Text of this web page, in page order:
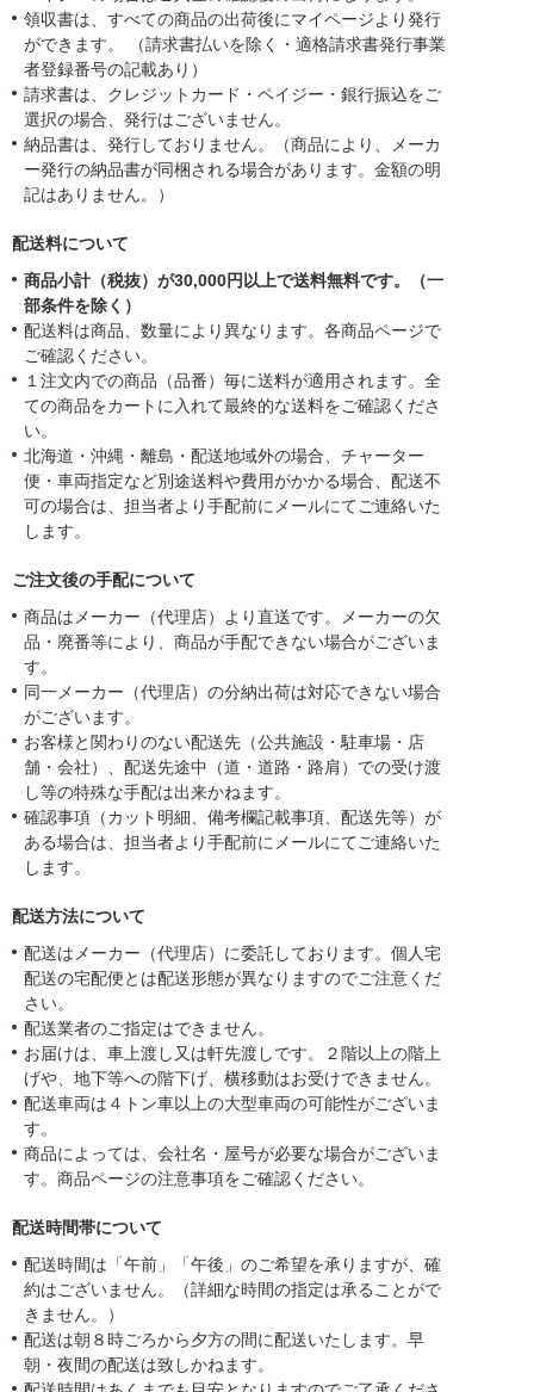
領収書は、すべての商品の出荷後にマイページより発行
ができます。 （請求書払いを除く・適格請求書発行事業
者登録番号の記載あり）
請求書は、クレジットカード・ペイジー・銀行振込をご
選択の場合、発行はございません。
納品書は、発行しておりません。（商品により、メーカ
ー発行の納品書が同梱される場合があります。金額の明
記はありません。）
配送料について
商品小計（税抜）が30,000円以上で送料無料です。（一
部条件を除く）
配送料は商品、数量により異なります。各商品ページで
ご確認ください。
１注文内での商品（品番）毎に送料が適用されます。全
ての商品をカートに入れて最終的な送料をご確認くださ
い。
北海道・沖縄・離島・配送地域外の場合、チャーター
便・車両指定など別途送料や費用がかかる場合、配送不
可の場合は、担当者より手配前にメールにてご連絡いた
します。
ご注文後の手配について
商品はメーカー（代理店）より直送です。メーカーの欠
品・廃番等により、商品が手配できない場合がございま
す。
同一メーカー（代理店）の分納出荷は対応できない場合
がございます。
お客様と関わりのない配送先（公共施設・駐車場・店
舗・会社）、配送先途中（道・道路・路肩）での受け渡
し等の特殊な手配は出来かねます。
確認事項（カット明細、備考欄記載事項、配送先等）が
ある場合は、担当者より手配前にメールにてご連絡いた
します。
配送方法について
配送はメーカー（代理店）に委託しております。個人宅
配送の宅配便とは配送形態が異なりますのでご注意くだ
さい。
配送業者のご指定はできません。
お届けは、車上渡し又は軒先渡しです。２階以上の階上
げや、地下等への階下げ、横移動はお受けできません。
配送車両は４トン車以上の大型車両の可能性がございま
す。
商品によっては、会社名・屋号が必要な場合がございま
す。商品ページの注意事項をご確認ください。
配送時間帯について
配送時間は「午前」「午後」のご希望を承りますが、確
約はございません。（詳細な時間の指定は承ることがで
きません。）
配送は朝８時ごろから夕方の間に配送いたします。早
朝・夜間の配送は致しかねます。